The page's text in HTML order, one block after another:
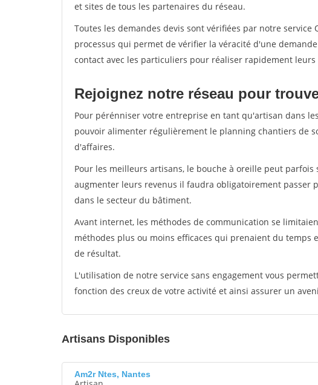
et sites de tous les partenaires du réseau.
Toutes les demandes devis sont vérifiées par notre
processus qui permet de vérifier la véracité d'une
contact avec les particuliers pour réaliser rapidement
Rejoignez notre réseau pour
Pour pérénniser votre entreprise en tant qu'artisan dans
pouvoir alimenter régulièrement le planning chantiers de
d'affaires.
Pour les meilleurs artisans, le bouche à oreille peut
augmenter leurs revenus il faudra obligatoirement passer
dans le secteur du bâtiment.
Avant internet, les méthodes de communication se
méthodes plus ou moins efficaces qui prenaient du temps
de résultat.
L'utilisation de notre service sans engagement vous
fonction des creux de votre activité et ainsi assurer un
Artisans Disponibles
Am2r Ntes, Nantes